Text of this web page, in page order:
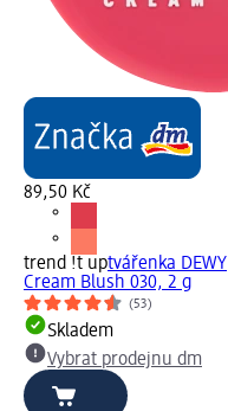
89,50 Kč
trend !t uptvářenka DEWY
Cream Blush 030, 2 g
(53)
Skladem
Vybrat prodejnu dm